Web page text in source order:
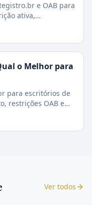
e OAB para
ativa,
o Melhor para
para escritórios de
restrições OAB e
Ver todos